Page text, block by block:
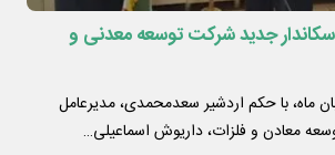
جدید شرکت توسعه معدنی و
امروز، شنبه 24 آبان ماه، با حکم اردشیر سعدمحمدی، مدیرعامل
معادن و فلزات، داریوش اسماعیلی…